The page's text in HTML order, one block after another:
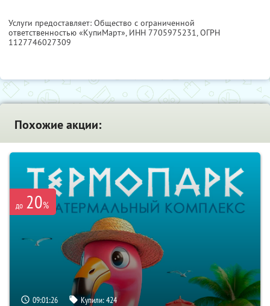
Услуги предоставляет: Общество с ограниченной
ответственностью «КупиМарт», ИНН 7705975231, ОГРН
1127746027309
Похожие акции:
до 20%
09:01:25 Купили:424